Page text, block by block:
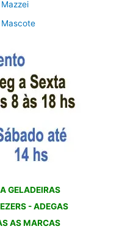
Mascote
GELADEIRAS
- ADEGAS
AS MARCAS